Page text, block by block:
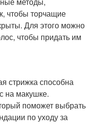
чтобы торчащие
Для этого можно
чтобы придать им
стрижка способна
на макушке.
поможет выбрать
по уходу за